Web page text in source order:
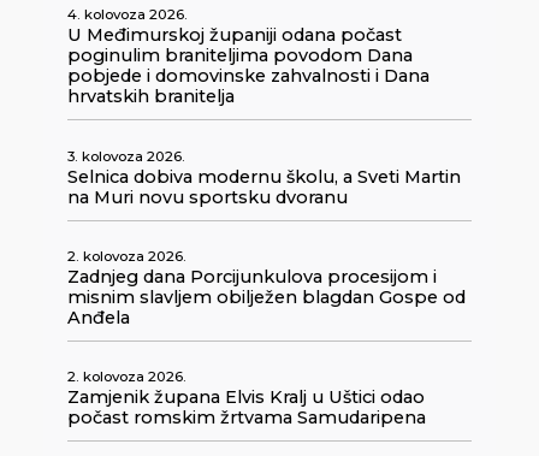
4. kolovoza 2026.
U Međimurskoj županiji odana počast
poginulim braniteljima povodom Dana
pobjede i domovinske zahvalnosti i Dana
hrvatskih branitelja
3. kolovoza 2026.
Selnica dobiva modernu školu, a Sveti Martin
na Muri novu sportsku dvoranu
2. kolovoza 2026.
Zadnjeg dana Porcijunkulova procesijom i
misnim slavljem obilježen blagdan Gospe od
Anđela
2. kolovoza 2026.
Zamjenik župana Elvis Kralj u Uštici odao
počast romskim žrtvama Samudaripena